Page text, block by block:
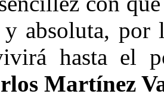
absoluta, por
hasta el
Martínez